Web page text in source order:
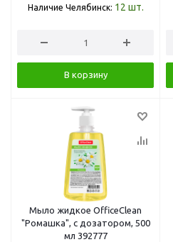
Наличие Челябинск: 12 шт.
В корзину
Мыло жидкое OfficeClean
"Ромашка", с дозатором, 500
мл 392777